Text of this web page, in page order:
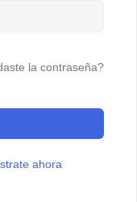
la contraseña?
ahora